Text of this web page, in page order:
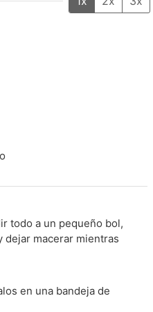
todo a un pequeño bol,
dejar macerar mientras
en una bandeja de